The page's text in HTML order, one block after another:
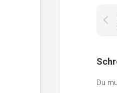
Du